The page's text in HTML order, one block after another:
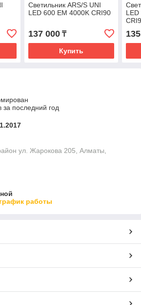
Светильник ARS/S UNI
LED 600 EM 4000K CRI90
137 000₸
Купить
последний год
ул. Жарокова 205, Алматы,
работы